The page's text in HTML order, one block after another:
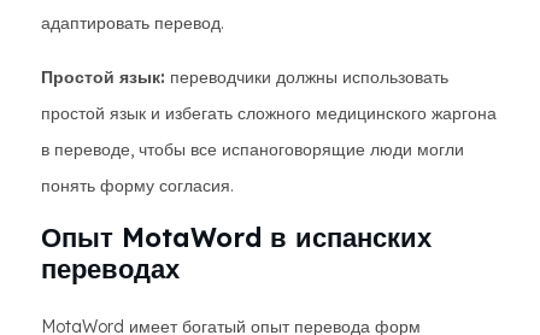
адаптировать перевод.
Простой язык: переводчики должны использовать
простой язык и избегать сложного медицинского жаргона
в переводе, чтобы все испаноговорящие люди могли
понять форму согласия.
Опыт MotaWord в испанских
переводах
MotaWord имеет богатый опыт перевода форм